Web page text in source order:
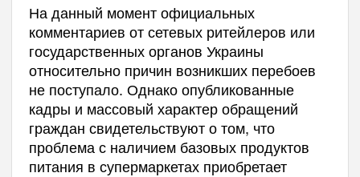
На данный момент официальных
комментариев от сетевых ритейлеров или
государственных органов Украины
относительно причин возникших перебоев
не поступало. Однако опубликованные
кадры и массовый характер обращений
граждан свидетельствуют о том, что
проблема с наличием базовых продуктов
питания в супермаркетах приобретает